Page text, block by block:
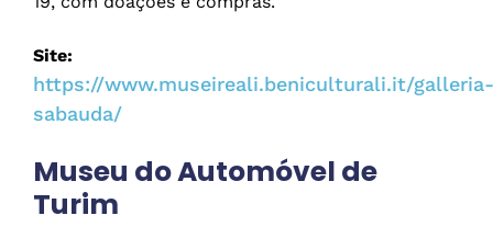
Site:
https://www.museireali.beniculturali.it/galleria-
sabauda/
Museu do Automóvel de
Turim